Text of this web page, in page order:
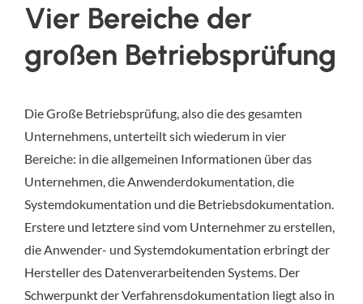
Vier Bereiche der
großen Betriebsprüfung
Die Große Betriebsprüfung, also die des gesamten
Unternehmens, unterteilt sich wiederum in vier
Bereiche: in die allgemeinen Informationen über das
Unternehmen, die Anwenderdokumentation, die
Systemdokumentation und die Betriebsdokumentation.
Erstere und letztere sind vom Unternehmer zu erstellen,
die Anwender- und Systemdokumentation erbringt der
Hersteller des Datenverarbeitenden Systems. Der
Schwerpunkt der Verfahrensdokumentation liegt also in